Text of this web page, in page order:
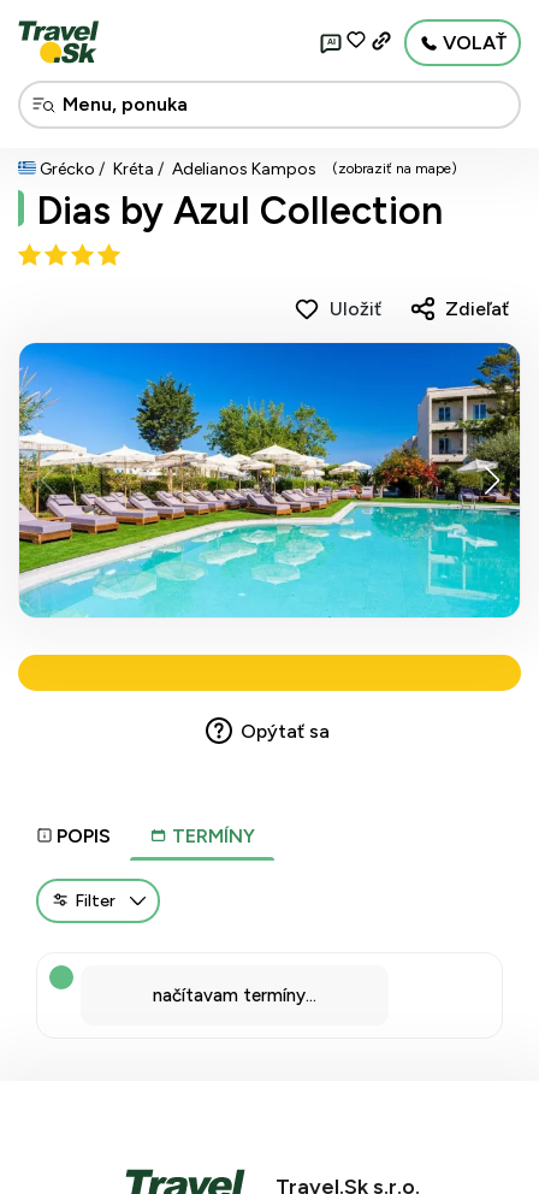
AI VOLAŤ
Grécko Kréta Adelianos Kampos (zobraziť na mape)
Dias by Azul Collection
Uložiť Zdieľať
POPIS TERMÍNY
Filter
načítavam termíny...
Opýtať sa
Travel.Sk s.r.o.